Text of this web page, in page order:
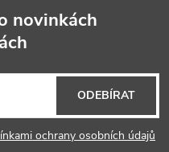
novinkách
ochrany osobních údajů
ODEBÍRAT